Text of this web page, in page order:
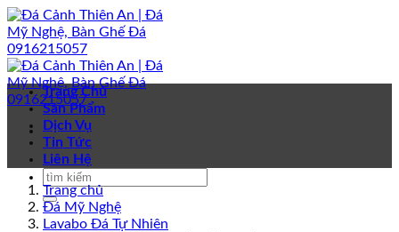
Bỏ
qua
nội
dung
Trang Chủ
Sản Phẩm
Dịch Vụ
Tin Tức
Liên Hệ
Trang chủ
Đá Mỹ Nghệ
Lavabo Đá Tự Nhiên